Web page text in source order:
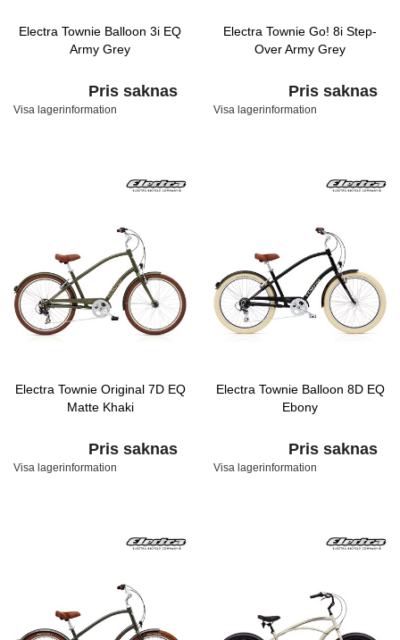
Electra Townie Balloon 3i EQ
Army Grey
Pris saknas
Visa lagerinformation
Electra Townie Go! 8i Step-
Over Army Grey
Pris saknas
Visa lagerinformation
Electra Townie Original 7D EQ
Matte Khaki
Pris saknas
Visa lagerinformation
Electra Townie Balloon 8D EQ
Ebony
Pris saknas
Visa lagerinformation